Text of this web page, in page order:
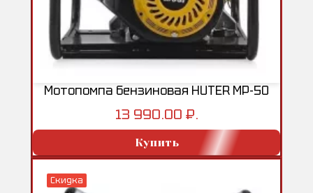
Мотопомпа бензиновая HUTER MP-50
13 990.00 ₽.
Купить
Скидка